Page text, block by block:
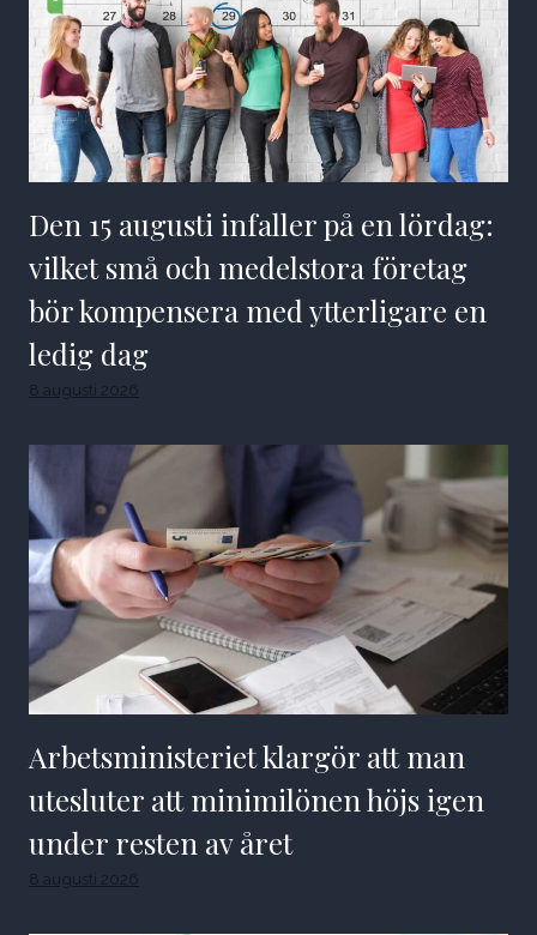
Den 15 augusti infaller på en lördag:
vilket små och medelstora företag
bör kompensera med ytterligare en
ledig dag
8 augusti 2026
Arbetsministeriet klargör att man
utesluter att minimilönen höjs igen
under resten av året
8 augusti 2026